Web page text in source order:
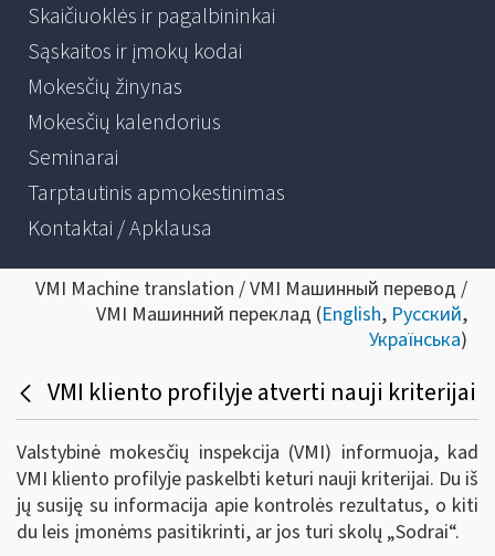
Skaičiuoklės ir pagalbininkai
Sąskaitos ir įmokų kodai
Mokesčių žinynas
Mokesčių kalendorius
Seminarai
Tarptautinis apmokestinimas
Kontaktai / Apklausa
VMI Machine translation / VMI Машинный перевод /
VMI Машинний переклад (English, Русский,
Українська)
VMI kliento profilyje atverti nauji kriterijai
Valstybinė mokesčių inspekcija (VMI) informuoja, kad
VMI kliento profilyje paskelbti keturi nauji kriterijai. Du iš
jų susiję su informacija apie kontrolės rezultatus, o kiti
du leis įmonėms pasitikrinti, ar jos turi skolų „Sodrai“.